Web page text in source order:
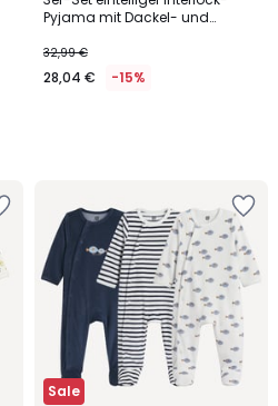
Pyjama mit Dackel- und
32,99 €
28,04 € -15%
Sale